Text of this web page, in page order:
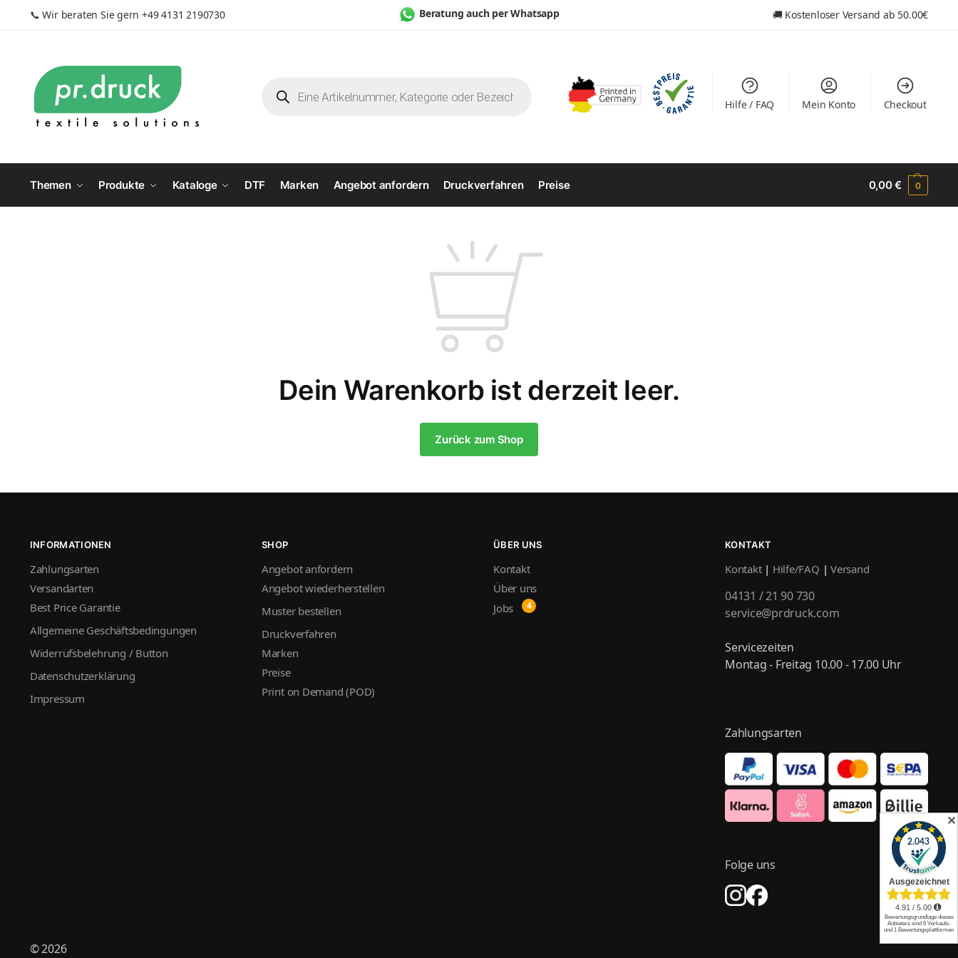
📞Wir beraten Sie gern +49 4131 2190730 Beratung auch per Whatsapp 🚚 Kostenloser Versand ab 50.00€
Hilfe / FAQ Mein Konto Checkout
Themen Produkte Kataloge DTF Marken Angebot anfordern Druckverfahren Preise 0,00€ 0
Dein Warenkorb ist derzeit leer.
Zurück zum Shop
INFORMATIONEN
Zahlungsarten
Versandarten
Best Price Garantie
Allgemeine Geschäftsbedingungen
Widerrufsbelehrung / Button
Datenschutzerklärung
Impressum
SHOP
Angebot anfordern
Angebot wiederherstellen
Muster bestellen
Druckverfahren
Marken
Preise
Print on Demand (POD)
ÜBER UNS
Kontakt
Über uns
Jobs
KONTAKT
Kontakt| Hilfe/FAQ |Versand
04131 / 21 90 730
service@prdruck.com
Servicezeiten
Montag - Freitag 10.00 - 17.00 Uhr
Zahlungsarten
Folge uns
© 2026
✕